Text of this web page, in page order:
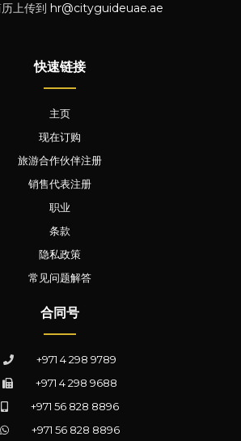
上传到 hr@cityguideuae.ae
快速链接
主页
现在订购
旅游合作伙伴注册
销售代表注册
职业
条款
隐私政策
常见问题解答
合同号
+971 4 298 9789
+971 4 298 9688
+971 56 828 8896
+971 56 828 8896